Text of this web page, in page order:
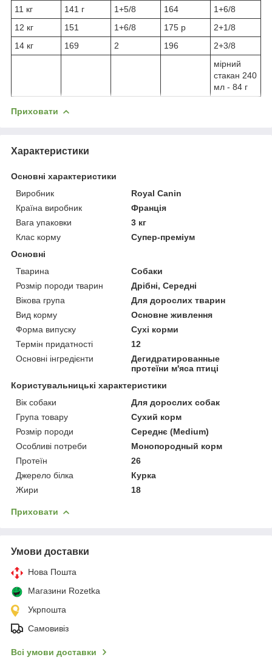
11 кг
141 г 1+5/8 164
1+6/8
12 кг
151 1+6/8 175 р
2+1/8
14 кг
169 2 196
2+3/8
мірний
стакан 240
мл - 84 г
Приховати
Характеристики
Основні характеристики
Виробник
Royal Canin
Країна виробник
Франція
Вага упаковки
3 кг
Клас корму
Супер-преміум
Основні
Тварина
Собаки
Розмір породи тварин
Дрібні, Середні
Вікова група
Для дорослих тварин
Вид корму
Основне живлення
Форма випуску
Сухі корми
Термін придатності
12
Основні інгредієнти
Дегидратированные
протеїни м'яса птиці
Користувальницькі характеристики
Вік собаки
Для дорослих собак
Група товару
Сухий корм
Розмір породи
Середнє (Medium)
Особливі потреби
Монопородный корм
Протеїн
26
Джерело білка
Курка
Жири
18
Приховати
Умови доставки
Нова Пошта
Магазини Rozetka
Укрпошта
Самовивіз
Всі умови доставки